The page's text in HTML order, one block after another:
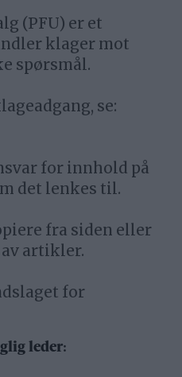
(PFU) er et
klager mot
spørsmål.
se:
for innhold på
det lenkes til.
fra siden eller
artikler.
for
leder: